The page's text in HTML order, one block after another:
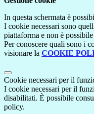
In questa schermata è
I cookie necessari sono
piattaforma e non è
Per conoscere quali sono i
visionare la COOKIE
Cookie necessari per il
I cookie necessari per il
disabilitati. È possibile
policy.